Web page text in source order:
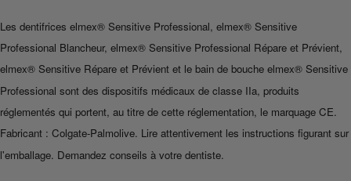
Les dentifrices elmex® Sensitive Professional, elmex® Sensitive
Professional Blancheur, elmex® Sensitive Professional Répare et Prévient,
elmex® Sensitive Répare et Prévient et le bain de bouche elmex® Sensitive
Professional sont des dispositifs médicaux de classe IIa, produits
réglementés qui portent, au titre de cette réglementation, le marquage CE.
Fabricant : Colgate-Palmolive. Lire attentivement les instructions figurant sur
l'emballage. Demandez conseils à votre dentiste.